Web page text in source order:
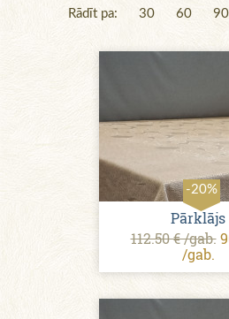
Rādīt pa: 30 60 90
-20%
Pārklājs
112.50 € /gab.
/gab.